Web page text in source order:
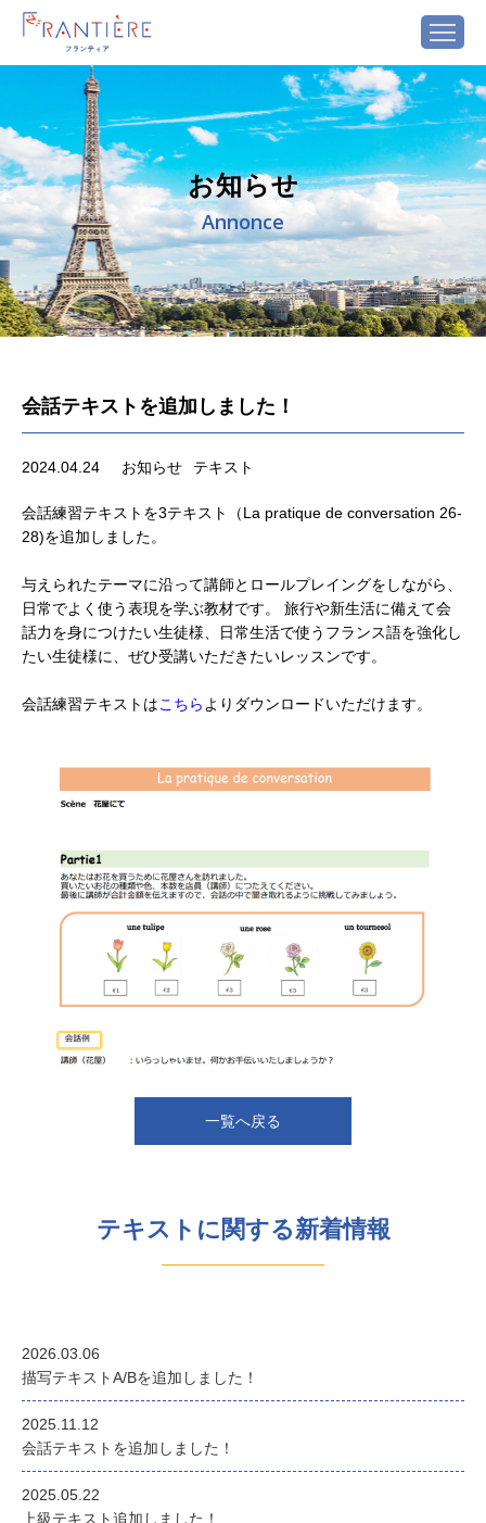
お知らせ
Annonce
会話テキストを追加しました！
2024.04.24 お知らせ テキスト
会話練習テキストを3テキスト（La pratique de conversation 26-
28)を追加しました。
与えられたテーマに沿って講師とロールプレイングをしながら、
日常でよく使う表現を学ぶ教材です。 旅行や新生活に備えて会
話力を身につけたい生徒様、日常生活で使うフランス語を強化し
たい生徒様に、ぜひ受講いただきたいレッスンです。
会話練習テキストはこちら よりダウンロードいただけます。
一覧へ戻る
テキストに関する新着情報
2026.03.06
描写テキストA/Bを追加しました！
2025.11.12
会話テキストを追加しました！
2025.05.22
上級テキスト追加しました！